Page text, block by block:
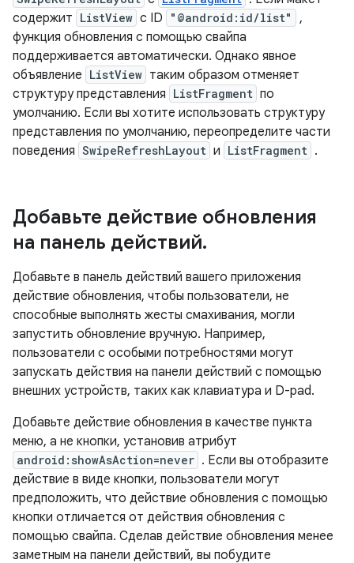
содержит ListView с ID "@android:id/list"
,
функция обновления с помощью свайпа
поддерживается автоматически. Однако явное
объявление ListView таким образом отменяет
структуру представления ListFragment по
умолчанию. Если вы хотите использовать структуру
представления по умолчанию, переопределите части
поведения SwipeRefreshLayout и ListFragment .
Добавьте действие обновления
на панель действий.
Добавьте в панель действий вашего приложения
действие обновления, чтобы пользователи, не
способные выполнять жесты смахивания, могли
запустить обновление вручную. Например,
пользователи с особыми потребностями могут
запускать действия на панели действий с помощью
внешних устройств, таких как клавиатура и D-pad.
Добавьте действие обновления в качестве пункта
меню, а не кнопки, установив атрибут
android:showAsAction=never . Если вы отобразите
действие в виде кнопки, пользователи могут
предположить, что действие обновления с помощью
кнопки отличается от действия обновления с
помощью свайпа. Сделав действие обновления менее
заметным на панели действий, вы побудите